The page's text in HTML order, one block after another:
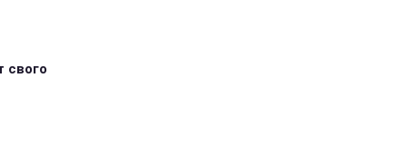
свого